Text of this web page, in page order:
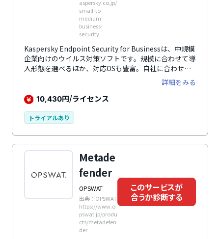
aspersky.co.jp/
small-to-
medium-
business-
security
Kaspersky Endpoint Security for Businessは、中規模
企業向けのウイルス対策ソフトです。規模に合わせて導
入形態を選べるほか、対応OSも豊富。自社に合わせて
詳細をみる
10,430円/ライセンス
トライアルあり
Metade
fender
OPSWAT
出典：OPSWAT
https://www.o
pswat.jp/produ
cts/metadefen
der
このサービスが
合うか診断する